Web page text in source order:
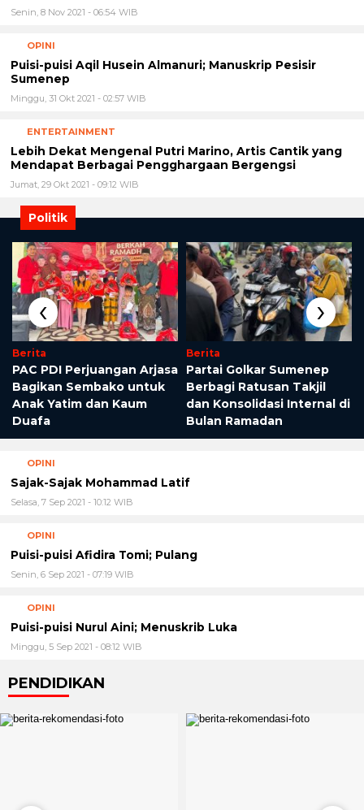
Senin, 8 Nov 2021 - 06:54 WIB
OPINI
Puisi-puisi Aqil Husein Almanuri; Manuskrip Pesisir
Sumenep
Minggu, 31 Okt 2021 - 02:57 WIB
ENTERTAINMENT
Lebih Dekat Mengenal Putri Marino, Artis Cantik yang
Mendapat Berbagai Pengghargaan Bergengsi
Jumat, 29 Okt 2021 - 09:12 WIB
Politik
Berita
PAC PDI Perjuangan Arjasa
Bagikan Sembako untuk
Anak Yatim dan Kaum
Duafa
Berita
Partai Golkar Sumenep
Berbagi Ratusan Takjil
dan Konsolidasi Internal di
Bulan Ramadan
‹ ›
OPINI
Sajak-Sajak Mohammad Latif
Selasa, 7 Sep 2021 - 10:12 WIB
OPINI
Puisi-puisi Afidira Tomi; Pulang
Senin, 6 Sep 2021 - 07:19 WIB
OPINI
Puisi-puisi Nurul Aini; Menuskrib Luka
Minggu, 5 Sep 2021 - 08:12 WIB
PENDIDIKAN